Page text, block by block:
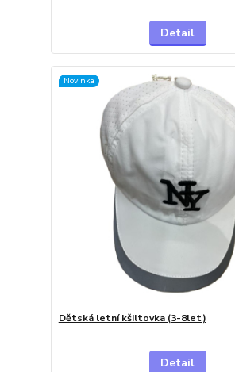
Detail
Novinka
Dětská letní kšiltovka (3-8let)
Detail